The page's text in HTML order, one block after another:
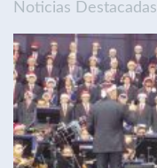
Noticias Destacadas